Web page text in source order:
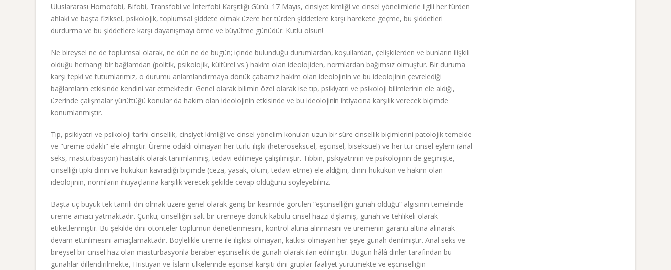
Uluslararası Homofobi, Bifobi, Transfobi ve İnterfobi Karşıtlığı Günü. 17 Mayıs, cinsiyet kimliği ve cinsel yönelimlerle ilgili her türden
ahlaki ve başta fiziksel, psikolojik, toplumsal şiddete olmak üzere her türden şiddetlere karşı harekete geçme, bu şiddetleri
durdurma ve bu şiddetlere karşı dayanışmayı örme ve büyütme günüdür. Kutlu olsun!
Ne bireysel ne de toplumsal olarak, ne dün ne de bugün; içinde bulunduğu durumlardan, koşullardan, çelişkilerden ve bunların ilişkili
olduğu herhangi bir bağlamdan (politik, psikolojik, kültürel vs.) hakim olan ideolojiden, normlardan bağımsız olmuştur. Bir duruma
karşı tepki ve tutumlarımız, o durumu anlamlandırmaya dönük çabamız hakim olan ideolojinin ve bu ideolojinin çevrelediği
bağlamların etkisinde kendini var etmektedir. Genel olarak bilimin özel olarak ise tıp, psikiyatri ve psikoloji bilimlerinin ele aldığı,
üzerinde çalışmalar yürüttüğü konular da hakim olan ideolojinin etkisinde ve bu ideolojinin ihtiyacına karşılık verecek biçimde
konumlanmıştır.
Tıp, psikiyatri ve psikoloji tarihi cinsellik, cinsiyet kimliği ve cinsel yönelim konuları uzun bir süre cinsellik biçimlerini patolojik temelde
ve "üreme odaklı" ele almıştır. Üreme odaklı olmayan her türlü ilişki (heteroseksüel, eşcinsel, biseksüel) ve her tür cinsel eylem (anal
seks, mastürbasyon) hastalık olarak tanımlanmış, tedavi edilmeye çalışılmıştır. Tıbbın, psikiyatrinin ve psikolojinin de geçmişte,
cinselliği tıpkı dinin ve hukukun kavradığı biçimde (ceza, yasak, ölüm, tedavi etme) ele aldığını, dinin-hukukun ve hakim olan
ideolojinin, normların ihtiyaçlarına karşılık verecek şekilde cevap olduğunu söyleyebiliriz.
Başta üç büyük tek tanrılı din olmak üzere genel olarak geniş bir kesimde görülen “eşcinselliğin günah olduğu” algısının temelinde
üreme amacı yatmaktadır. Çünkü; cinselliğin salt bir üremeye dönük kabulü cinsel hazzı dışlamış, günah ve tehlikeli olarak
etiketlenmiştir. Bu şekilde dini otoriteler toplumun denetlenmesini, kontrol altına alınmasını ve üremenin garanti altına alınarak
devam ettirilmesini amaçlamaktadır. Böylelikle üreme ile ilişkisi olmayan, katkısı olmayan her şeye günah denilmiştir. Anal seks ve
bireysel bir cinsel haz olan mastürbasyonla beraber eşcinsellik de günah olarak ilan edilmiştir. Bugün hâlâ dinler tarafından bu
günahlar dillendirilmekte, Hristiyan ve İslam ülkelerinde eşcinsel karşıtı dini gruplar faaliyet yürütmekte ve eşcinselliğin